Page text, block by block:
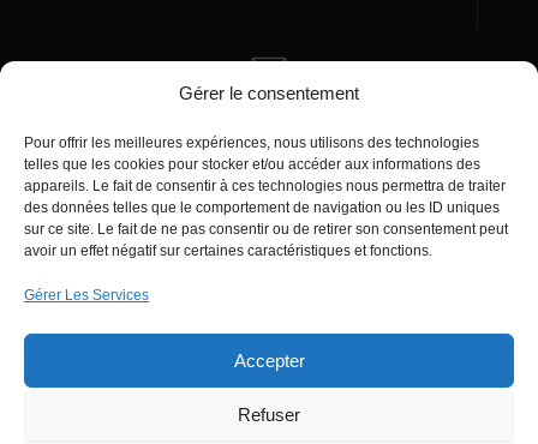
Gérer le consentement
Pour offrir les meilleures expériences, nous utilisons des technologies
telles que les cookies pour stocker et/ou accéder aux informations des
appareils. Le fait de consentir à ces technologies nous permettra de traiter
des données telles que le comportement de navigation ou les ID uniques
sur ce site. Le fait de ne pas consentir ou de retirer son consentement peut
avoir un effet négatif sur certaines caractéristiques et fonctions.
Gérer Les Services
Accepter
Refuser
manager@agentiamo.com